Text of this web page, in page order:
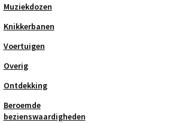
Muziekdozen
Knikkerbanen
Voertuigen
Overig
Ontdekking
Beroemde
bezienswaardigheden